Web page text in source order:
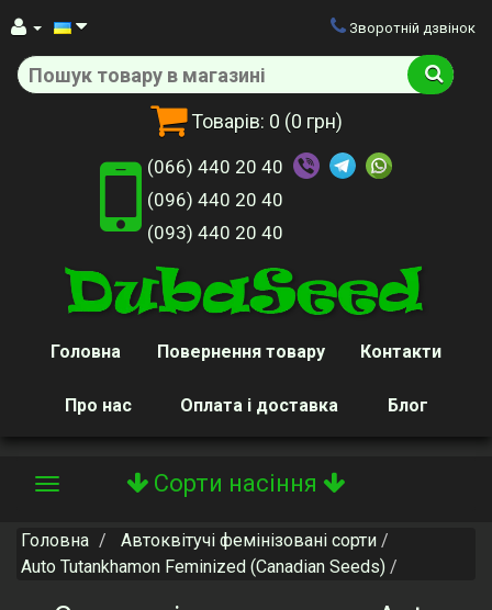
Товарів: 0 (0 грн)
Зворотній дзвінок
(066) 440 20 40
(096) 440 20 40
(093) 440 20 40
Головна Повернення товару Контакти
Про нас Оплата і доставка Блог
Сорти насіння
Toggle
Головна
Автоквітучі фемінізовані сорти
Auto Tutankhamon Feminized (Canadian Seeds)